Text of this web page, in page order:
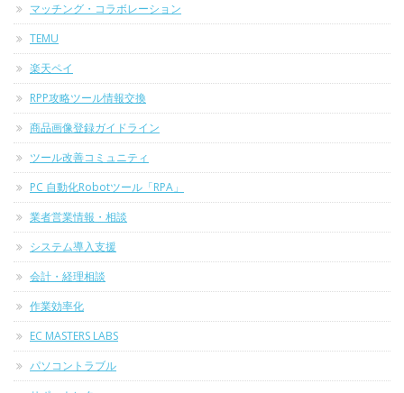
マッチング・コラボレーション
TEMU
楽天ペイ
RPP攻略ツール情報交換
商品画像登録ガイドライン
ツール改善コミュニティ
PC 自動化Robotツール「RPA」
業者営業情報・相談
システム導入支援
会計・経理相談
作業効率化
EC MASTERS LABS
パソコントラブル